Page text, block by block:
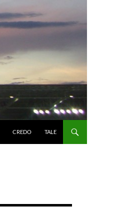
CREDO TALE